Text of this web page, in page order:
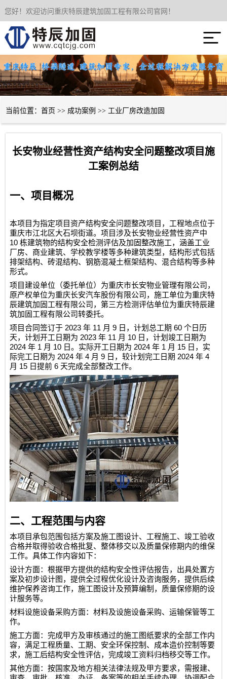
您好！欢迎访问重庆特辰建筑加固工程有限公司官网！

网站首页
服务项目
当前位置： 首页 >> 成功案例 >> 工业厂房改造加固
长安物业经营性资产结构安全问题整改项目施
工案例总结
一、项目概况
本项目为指定项目资产结构安全问题整改项目，工程地点位于
重庆市江北区大石坝街道。项目涉及长安物业经营性资产中
10栋建筑物的结构安全检测评估及加固整改施工，涵盖工业
厂房、商业建筑、学校教学楼等多种建筑类型，结构形式包括
排架结构、砖混结构、钢筋混凝土框架结构、混合结构等多种
形式。
项目建设单位（委托单位）为重庆市长安物业管理有限公司，
原产权单位为重庆长安汽车股份有限公司，施工单位为重庆特
辰建筑加固工程有限公司 ，第三方检测评估单位为重庆特辰建
筑加固工程有限公司转委托。
项目合同签订于 2023年 11 月9 日，计划总工期60个日历
天，计划开工日期为2023年 11 月 10 日，计划竣工日期为
2024年 1 月 10 日。实际开工日期为2024年 1 月 15 日，实
际完工日期为2024年4 月9 日，较计划完工日期2024年4
月 15 日提前6 天完成全部整改工作。
二、工程范围与内容
本项目承包范围包括方案及施工图设计、工程施工、竣工验收
合格并取得验收合格批复、整体移交以及质量保修期内的维保
工作。具体工作内容如下：
设计方面：根据甲方提供的结构安全性评估报告，出具处置方
案及初步设计图，提供全过程优化设计及咨询服务，提供后续
维护保养咨询工作，施工图设计及预算编制，质量保修期的设
计服务等。
材料设施设备采购方面：材料及设施设备采购、运输保管等工
作。
施工方面：完成甲方及审核通过的施工图纸要求的全部工作内
容，满足工程质量、工期、安全环保控制、成本造价控制等要
求，施工后结构安全性评估，完成竣工资料归档移交等工作。
其他方面：按国家及地方相关法律法规及甲方要求，需报建、